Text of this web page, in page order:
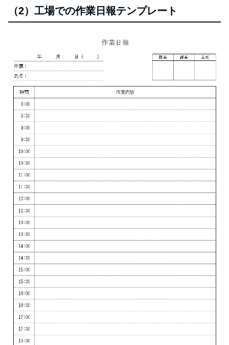
（2）工場での作業日報テンプレート